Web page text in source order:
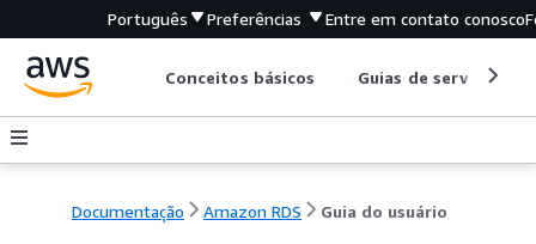
Português Preferências Entre em contato conosco
Conceitos básicos Guias de serviço
Documentação Amazon RDS Guia do usuário